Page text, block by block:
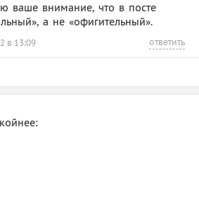
ваше внимание, что в посте
а не «офигительный».
в 13:09 ответить